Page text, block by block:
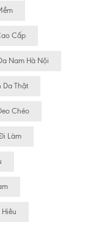
Cấp
Nam Hà Nội
Da Thật
Chéo
Làm